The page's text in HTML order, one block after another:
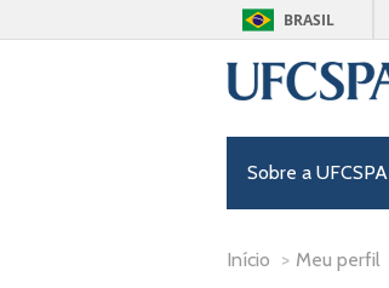
BRASIL
Sobre a UFCSPA
Início > Meu perfil